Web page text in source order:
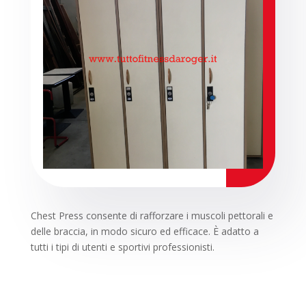
Chest Press consente di rafforzare i muscoli pettorali e
delle braccia, in modo sicuro ed efficace. È adatto a
tutti i tipi di utenti e sportivi professionisti.